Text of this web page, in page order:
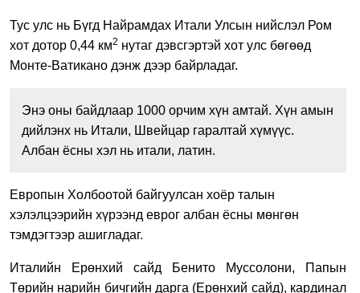
Тус улс нь Бүгд Найрамдах Итали Улсын нийслэл Ром
хот дотор 0,44 км2 нутаг дэвсгэртэй хот улс бөгөөд
Монте-Ватикано дэнж дээр байрладаг.
Энэ оны байдлаар 1000 орчим хүн амтай. Хүн амын
дийлэнх нь Итали, Швейцар гаралтай хүмүүс.
Албан ёсны хэл нь итали, латин.
Европын Холбоотой байгуулсан хоёр талын
хэлэлцээрийн хүрээнд еврог албан ёсны мөнгөн
тэмдэгтээр ашигладаг.
Италийн Ерөнхий сайд Бенито Муссолони, Папын
Төрийн нарийн бичгийн дарга (Ерөнхий сайд), кардинал